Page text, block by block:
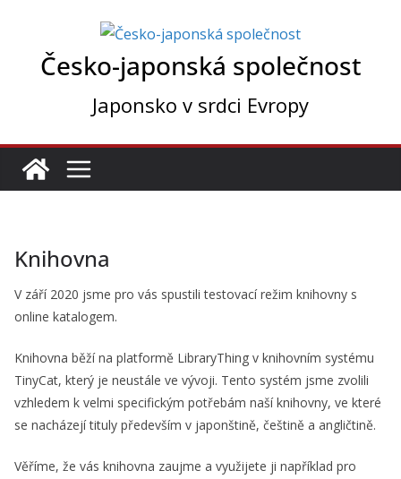
Česko-japonská společnost
Japonsko v srdci Evropy
Knihovna
V září 2020 jsme pro vás spustili testovací režim knihovny s
online katalogem.
Knihovna běží na platformě LibraryThing v knihovním systému
TinyCat, který je neustále ve vývoji. Tento systém jsme zvolili
vzhledem k velmi specifickým potřebám naší knihovny, ve které
se nacházejí tituly především v japonštině, češtině a angličtině.
Věříme, že vás knihovna zaujme a využijete ji například pro